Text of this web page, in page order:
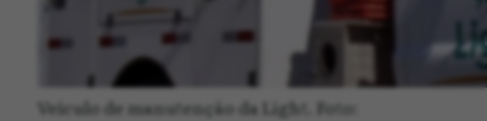
Veículo de manutenção da Light. Foto: